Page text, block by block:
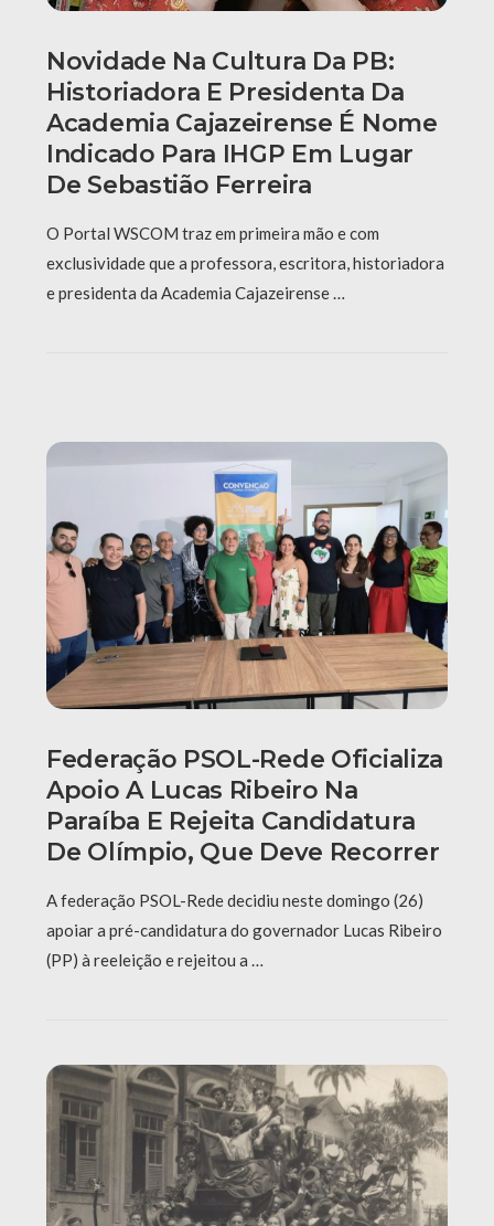
Novidade Na Cultura Da PB:
Historiadora E Presidenta Da
Academia Cajazeirense É Nome
Indicado Para IHGP Em Lugar
De Sebastião Ferreira
O Portal WSCOM traz em primeira mão e com
exclusividade que a professora, escritora, historiadora
e presidenta da Academia Cajazeirense …
Federação PSOL-Rede Oficializa
Apoio A Lucas Ribeiro Na
Paraíba E Rejeita Candidatura
De Olímpio, Que Deve Recorrer
A federação PSOL-Rede decidiu neste domingo (26)
apoiar a pré-candidatura do governador Lucas Ribeiro
(PP) à reeleição e rejeitou a …